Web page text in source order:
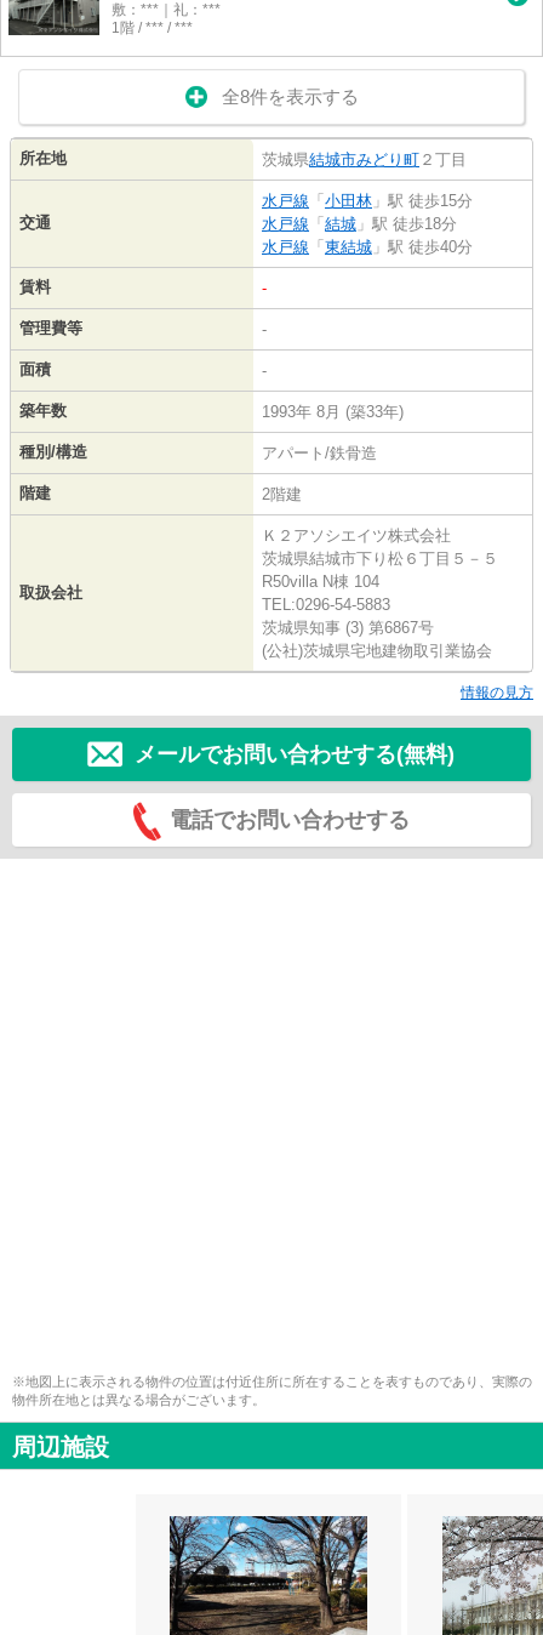
敷：***｜礼：***
1階 / *** / ***
全8件を表示する
所在地 茨城県結城市みどり町 ２丁目
交通
水戸線 「 小田林 」駅 徒歩15分
水戸線 「 結城 」駅 徒歩18分
水戸線 「 東結城 」駅 徒歩40分
賃料 -
管理費等 -
面積 -
築年数 1993年 8月 (築33年)
種別/構造 アパート/鉄骨造
階建 2階建
取扱会社
Ｋ２アソシエイツ株式会社
茨城県結城市下り松６丁目５－５
R50villa N棟 104
TEL:0296-54-5883
茨城県知事 (3) 第6867号
(公社)茨城県宅地建物取引業協会
情報の見方
メールでお問い合わせする(無料)
電話でお問い合わせする
※地図上に表示される物件の位置は付近住所に所在することを表すものであり、実際の
物件所在地とは異なる場合がございます。
周辺施設